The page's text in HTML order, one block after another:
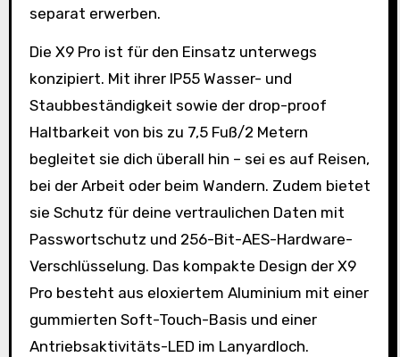
separat erwerben.
Die X9 Pro ist für den Einsatz unterwegs
konzipiert. Mit ihrer IP55 Wasser- und
Staubbeständigkeit sowie der drop-proof
Haltbarkeit von bis zu 7,5 Fuß/2 Metern
begleitet sie dich überall hin – sei es auf Reisen,
bei der Arbeit oder beim Wandern. Zudem bietet
sie Schutz für deine vertraulichen Daten mit
Passwortschutz und 256-Bit-AES-Hardware-
Verschlüsselung. Das kompakte Design der X9
Pro besteht aus eloxiertem Aluminium mit einer
gummierten Soft-Touch-Basis und einer
Antriebsaktivitäts-LED im Lanyardloch.